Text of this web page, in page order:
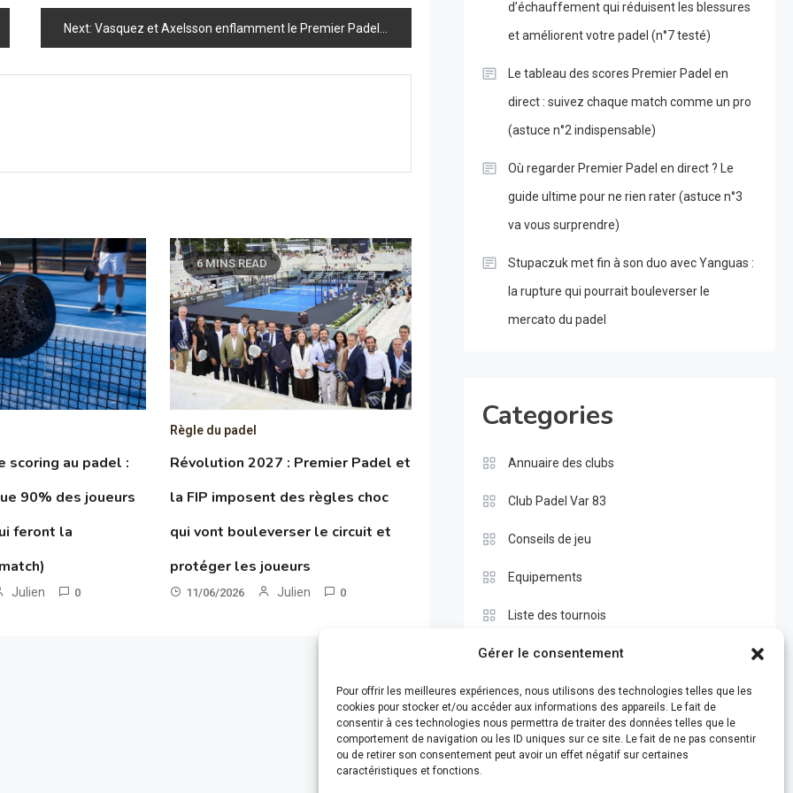
Gérer le consentement
Pour offrir les meilleures expériences, nous utilisons des technologies telles que les
cookies pour stocker et/ou accéder aux informations des appareils. Le fait de
consentir à ces technologies nous permettra de traiter des données telles que le
comportement de navigation ou les ID uniques sur ce site. Le fait de ne pas consentir
ou de retirer son consentement peut avoir un effet négatif sur certaines
caractéristiques et fonctions.
Next: Vasquez et Axelsson enflamment le Premier Padel : découvrez leur parcours triomphant à Cancún !
scoring au padel :
90% des joueurs
feront la
Julien 0
6 MINS READ
Règle du padel
Révolution 2027 : Premier Padel et
la FIP imposent des règles choc
qui vont bouleverser le circuit et
protéger les joueurs
11/06/2026 Julien 0
d’échauffement qui réduisent les blessures
et améliorent votre padel (n°7 testé)
Le tableau des scores Premier Padel en
direct : suivez chaque match comme un pro
(astuce n°2 indispensable)
Où regarder Premier Padel en direct ? Le
guide ultime pour ne rien rater (astuce n°3
va vous surprendre)
Stupaczuk met fin à son duo avec Yanguas :
la rupture qui pourrait bouleverser le
mercato du padel
Categories
Annuaire des clubs
Club Padel Var 83
Conseils de jeu
Equipements
Liste des tournois
Pros
Règle du padel
Test